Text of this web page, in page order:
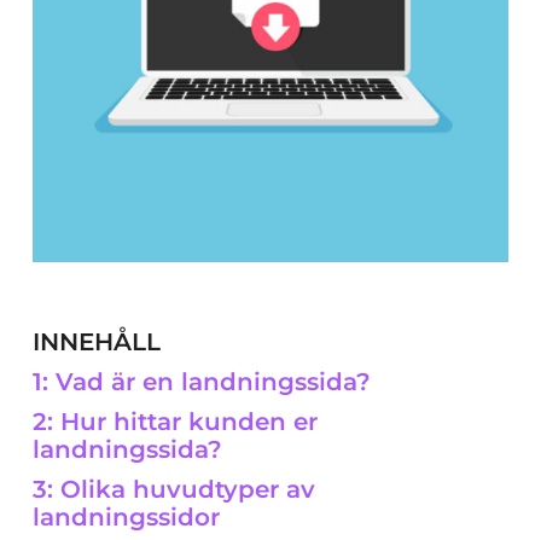
INNEHÅLL
1: Vad är en landningssida?
2: Hur hittar kunden er
landningssida?
3: Olika huvudtyper av
landningssidor